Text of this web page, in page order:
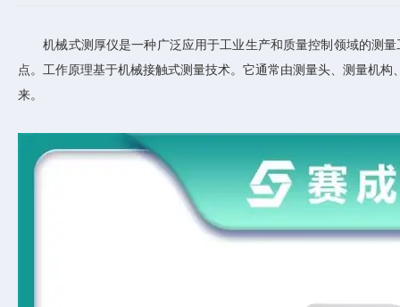
机械式测厚仪是一种广泛应用于工业生产和质量控制领域的测量
点。工作原理基于机械接触式测量技术。它通常由测量头、测量机
来。